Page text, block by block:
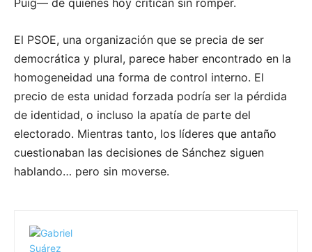
El PSOE, una organización que se precia de ser
democrática y plural, parece haber encontrado en la
homogeneidad una forma de control interno. El
precio de esta unidad forzada podría ser la pérdida
de identidad, o incluso la apatía de parte del
electorado. Mientras tanto, los líderes que antaño
cuestionaban las decisiones de Sánchez siguen
hablando… pero sin moverse.